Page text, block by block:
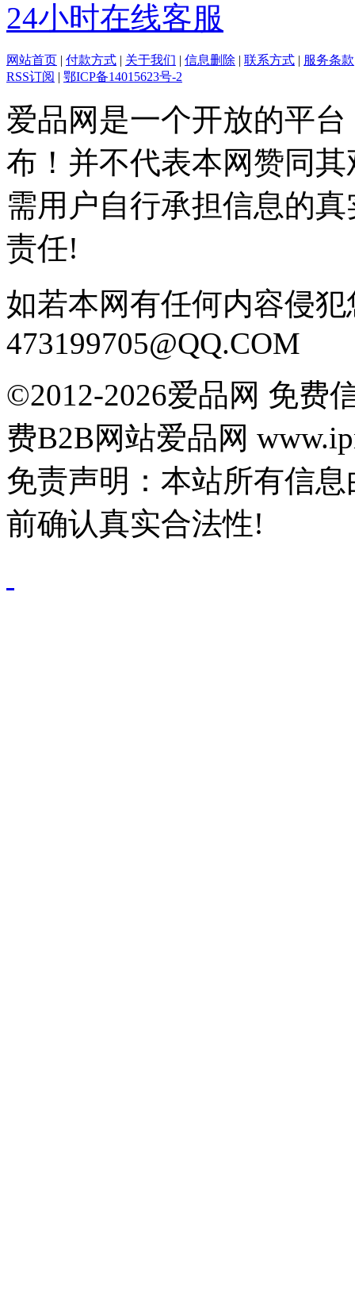
24小时在线客服
网站首页 | 付款方式 | 关于我们 | 信息删除 | 联系方式 | 服务条款
RSS订阅 | 鄂ICP备14015623号-2
爱品网是一个开放的平
布！并不代表本网赞同
需用户自行承担信息的
责任!
如若本网有任何内容侵
473199705@QQ.COM
©2012-2026爱品网 免费
费B2B网站爱品网
免责声明：本站所有信
前确认真实合法性!